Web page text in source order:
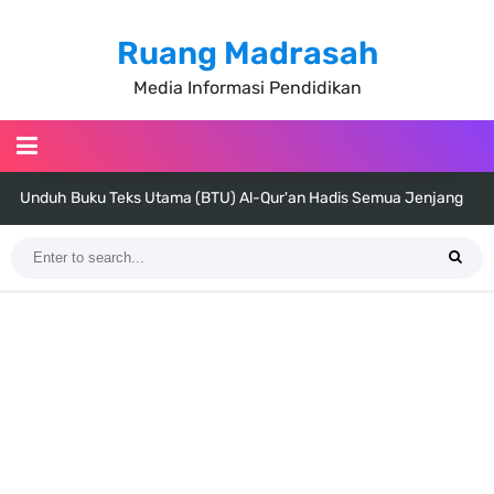
Ruang Madrasah
Media Informasi Pendidikan
Unduh Buku Teks Utama (BTU) Al-Qur'an Hadis Semua Jenjang